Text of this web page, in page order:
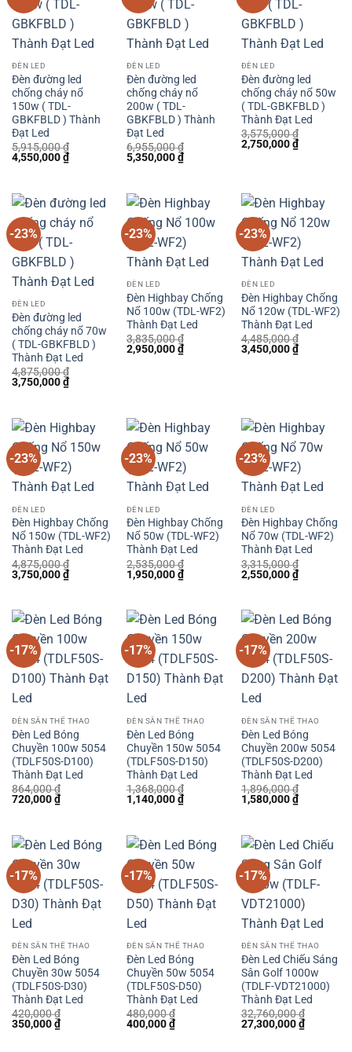
ĐÈN LED
Đèn đường led
chống cháy nổ
150w ( TDL-
GBKFBLD ) Thành
Đạt Led
5,915,000₫
Giá
gốc
4,550,000₫Giá
hiện
4,550,000 ₫.
ĐÈN LED
Đèn đường led
chống cháy nổ
200w ( TDL-
GBKFBLD ) Thành
Đạt Led
6,955,000₫
Giá
gốc
5,350,000₫Giá
hiện
5,350,000 ₫.
ĐÈN LED
Đèn đường led
chống cháy nổ 50w
( TDL-GBKFBLD )
Thành Đạt Led
3,575,000₫
Giá
gốc
2,750,000₫Giá
hiện
-23%
ĐÈN LED
Đèn đường led
chống cháy nổ 70w
( TDL-GBKFBLD )
Thành Đạt Led
4,875,000₫
Giá
gốc
3,750,000₫Giá
hiện
3,750,000 ₫.
-23%
ĐÈN LED
Đèn Highbay Chống
Nổ 100w (TDL-WF2)
Thành Đạt Led
3,835,000₫
Giá
gốc
2,950,000₫Giá
hiện
-23%
ĐÈN LED
Đèn Highbay Chống
Nổ 120w (TDL-WF2)
Thành Đạt Led
4,485,000₫
Giá
gốc
3,450,000₫Giá
hiện
-23%
ĐÈN LED
Đèn Highbay Chống
Nổ 150w (TDL-WF2)
Thành Đạt Led
4,875,000₫
Giá
gốc
3,750,000₫Giá
hiện
3,750,000 ₫.
-23%
ĐÈN LED
Đèn Highbay Chống
Nổ 50w (TDL-WF2)
Thành Đạt Led
2,535,000₫
Giá
gốc
1,950,000₫Giá
hiện
1,950,000 ₫.
-23%
ĐÈN LED
Đèn Highbay Chống
Nổ 70w (TDL-WF2)
Thành Đạt Led
3,315,000₫
Giá
gốc
2,550,000₫Giá
hiện
2,550,000
-17%
ĐÈN SÂN THỂ THAO
Đèn Led Bóng
Chuyền 100w 5054
(TDLF50S-D100)
Thành Đạt Led
864,000₫
Giá
720,000₫Giá
hiện
720,000 ₫.
-17%
ĐÈN SÂN THỂ THAO
Đèn Led Bóng
Chuyền 150w 5054
(TDLF50S-D150)
Thành Đạt Led
1,368,000₫
Giá
gốc
1,140,000₫Giá
hiện
1,140,000 ₫.
-17%
ĐÈN SÂN THỂ THAO
Đèn Led Bóng
Chuyền 200w 5054
(TDLF50S-D200)
Thành Đạt Led
1,896,000₫
Giá
gốc
1,580,000₫Giá
hiện
1,580,000
-17%
ĐÈN SÂN THỂ THAO
Đèn Led Bóng
Chuyền 30w 5054
(TDLF50S-D30)
Thành Đạt Led
420,000₫
Giá
350,000₫Giá
hiện
-17%
ĐÈN SÂN THỂ THAO
Đèn Led Bóng
Chuyền 50w 5054
(TDLF50S-D50)
Thành Đạt Led
480,000₫
Giá
400,000₫Giá
hiện
-17%
ĐÈN SÂN THỂ THAO
Đèn Led Chiếu Sáng
Sân Golf 1000w
(TDLF-VDT21000)
Thành Đạt Led
32,760,000₫
Giá
gốc
27,300,000₫Giá
hiện